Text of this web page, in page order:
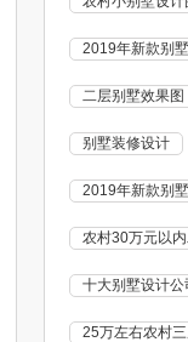
2019年新款别墅
二层别墅效果图
别墅装修设计
2019年新款别
农村30万元以
十大别墅设计公
25万左右农村